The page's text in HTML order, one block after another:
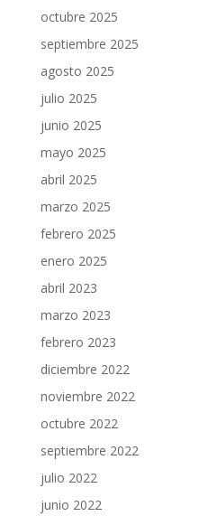
octubre 2025
septiembre 2025
agosto 2025
julio 2025
junio 2025
mayo 2025
abril 2025
marzo 2025
febrero 2025
enero 2025
abril 2023
marzo 2023
febrero 2023
diciembre 2022
noviembre 2022
octubre 2022
septiembre 2022
julio 2022
junio 2022